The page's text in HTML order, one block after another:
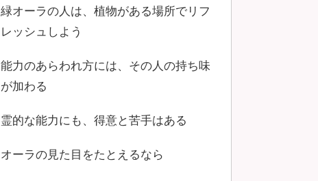
緑オーラの人は、植物がある場所でリフ
レッシュしよう
能力のあらわれ方には、その人の持ち味
が加わる
霊的な能力にも、得意と苦手はある
オーラの見た目をたとえるなら